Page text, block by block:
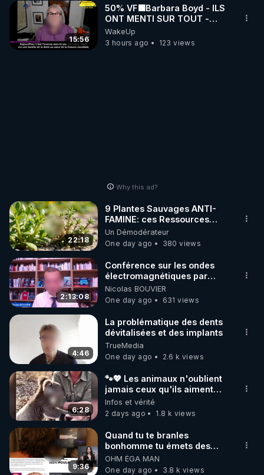
15:56
50% VF🟩Barbara Boyd - ILS
ONT MENTI SUR TOUT -
Jocelyne Traduction
WakeUp
3 hours ago
123 views
Why this ad?
22:18
9 Plantes Sauvages ANTI-
FAMINE: ces Ressources
JARDIN&des Haies
Un Démodérateur
One day ago
380 views
2:13:08
Conférence sur les ondes
électromagnétiques par
Grégoire Caustru et Bart de
Wever !
Nicolas BOUVIER
One day ago
631 views
4:46
La problématique des dents
dévitalisées et des implants
TrueMedia
One day ago
2.6 k views
6:28
🐾💖 Les animaux n'oublient
jamais ceux qu'ils aiment…
🥹❤️
Infos et vérité
2 days ago
1.8 k views
9:36
Quand tu te branles
bonhomme tu émets des
ondes ils ont juste omis de
t'expliquer
OHM ÉGA MAN
One day ago
3.8 k views